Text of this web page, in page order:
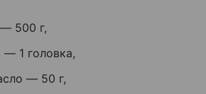
500 г,
1 головка,
— 50 г,